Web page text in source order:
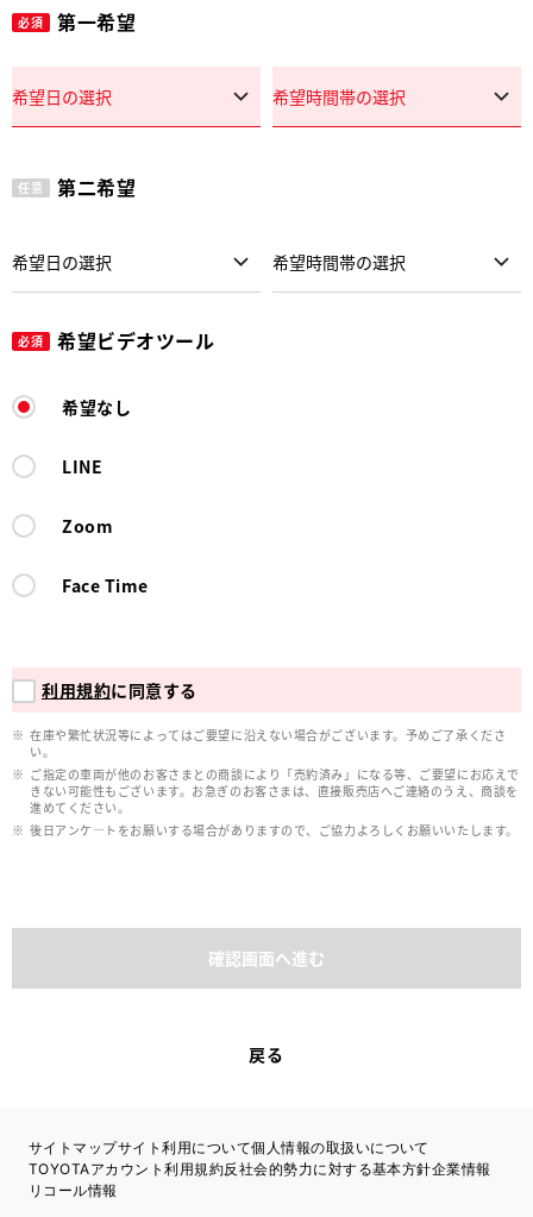
必須 第一希望
任意 第二希望
必須 希望ビデオツール
希望なし
LINE
Zoom
Face Time
利用規約に同意する
在庫や繁忙状況等によってはご要望に沿えない場合がございます。予めご了承くださ
い。
ご指定の車両が他のお客さまとの商談により「売約済み」になる等、ご要望にお応えで
きない可能性もございます。お急ぎのお客さまは、直接販売店へご連絡のうえ、商談を
進めてください。
後日アンケ―トをお願いする場合がありますので、ご協力よろしくお願いいたします。
確認画面へ進む
戻る
サイトマップサイト利用について個人情報の取扱いについて
TOYOTAアカウント利用規約反社会的勢力に対する基本方針企業情報
リコール情報